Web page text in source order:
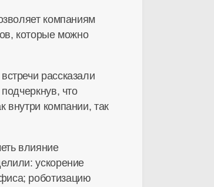
компаниям
которые можно
рассказали
что
внутри компании, так
влияние
ускорение
роботизацию